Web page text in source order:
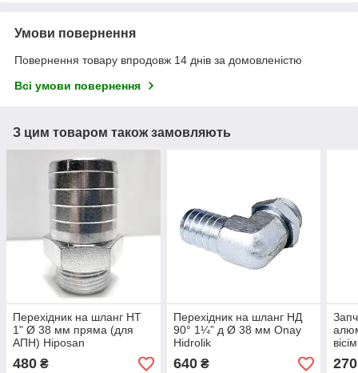
Умови повернення
Повернення товару впродовж 14 днів за домовленістю
Всі умови повернення
З цим товаром також замовляють
Перехідник на шланг НТ
1" Ø 38 мм пряма (для
АПН) Hiposan
480 ₴
Перехідник на шланг НД
90° 1¼” д Ø 38 мм Onay
Hidrolik
640₴ 270